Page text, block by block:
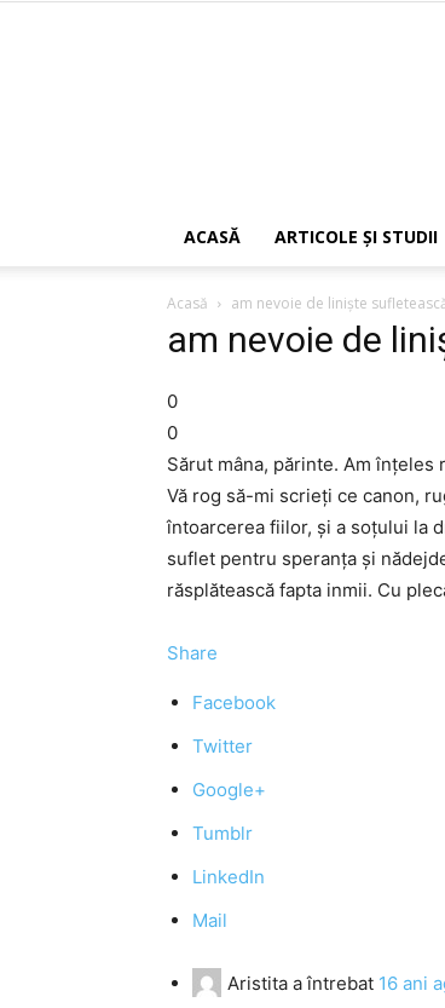
ACASĂ ARTICOLE ŞI STUDII
Acasă am nevoie de linişte
am nevoie de
0
0
Sărut mâna, părinte. Am
Vă rog să-mi scrieţi ce canon,
întoarcerea fiilor, şi a soţului la
suflet pentru speranţa şi
răsplătească fapta inmii. Cu
Share
Facebook
Twitter
Google+
Tumblr
LinkedIn
Mail
Aristita a întrebat 16 ani